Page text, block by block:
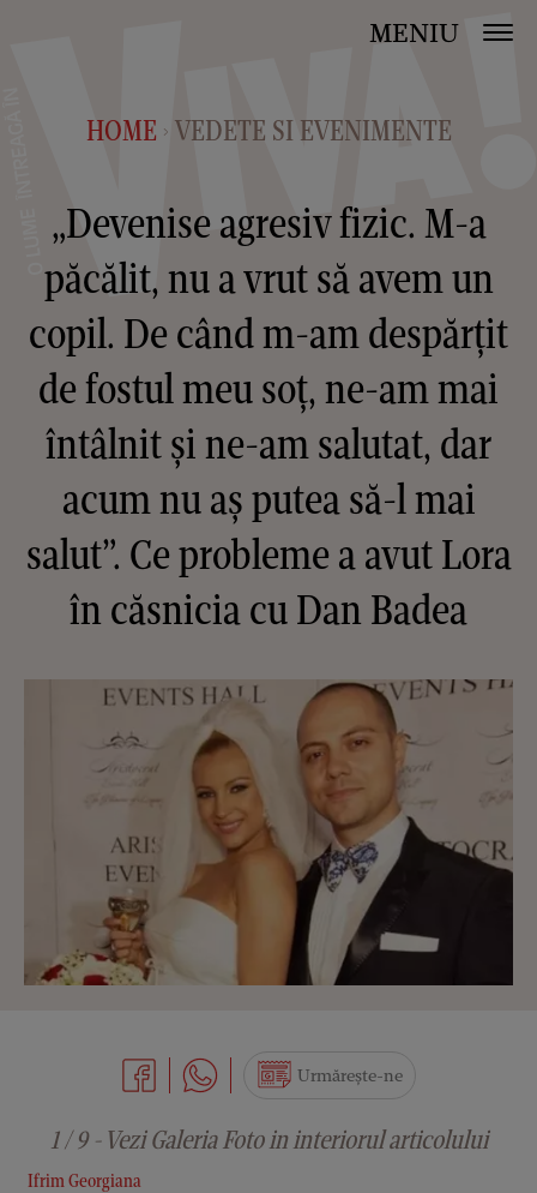
MENIU
HOME > VEDETE SI EVENIMENTE
„Devenise agresiv fizic. M-a
păcălit, nu a vrut să avem un
copil. De când m-am despărţit
de fostul meu soţ, ne-am mai
întâlnit şi ne-am salutat, dar
acum nu aş putea să-l mai
salut”. Ce probleme a avut Lora
în căsnicia cu Dan Badea
Ifrim Georgiana
Urmărește-ne
1 / 9 - Vezi Galeria Foto in interiorul articolului